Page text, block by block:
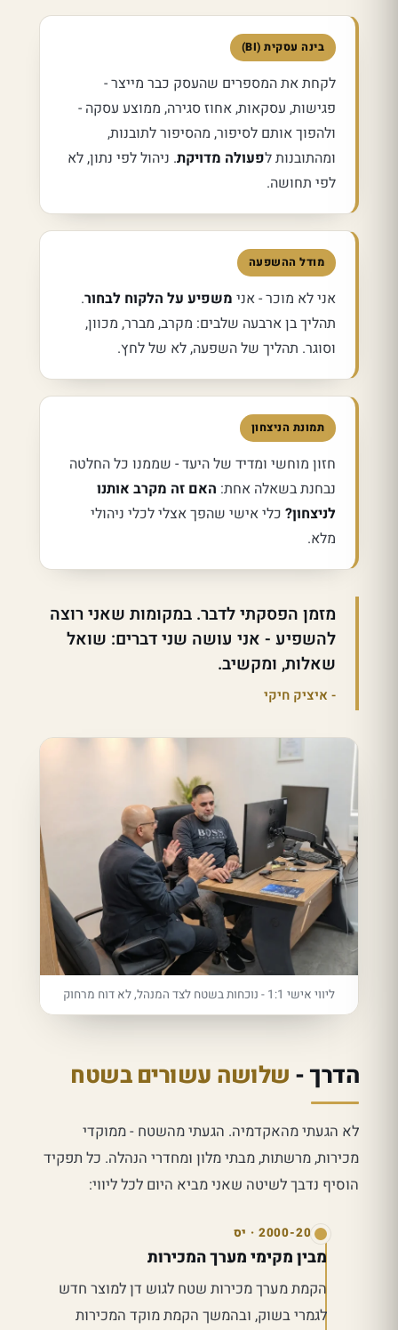
בינה עסקית (BI)
לקחת את המספרים שהעסק כבר מייצר -
פגישות, עסקאות, אחוז סגירה, ממוצע עסקה -
ולהפוך אותם לסיפור, מהסיפור לתובנות,
ומהתובנות לפעולה מדויקת. ניהול לפי נתון, לא
לפי תחושה.
מודל ההשפעה
אני לא מוכר - אנימשפיע על הלקוח לבחור .
תהליך בן ארבעה שלבים: מקרב, מברר, מכוון,
וסוגר. תהליך של השפעה, לא של לחץ.
תמונת הניצחון
חזון מוחשי ומדיד של היעד - שממנו כל החלטה
נבחנת בשאלה אחת:האם זה מקרב אותנו
לניצחון?כלי אישי שהפך אצלי לכלי ניהולי
מזמן הפסקתי לדבר. במקומות שאני רוצה
להשפיע - אני עושה שני דברים: שואל
שאלות, ומקשיב.
איציק חיקי
ליווי אישי 1:1 - נוכחות בשטח לצד המנהל, לא דוח מרחוק
הדרך -שלושה עשורים בשטח
לא הגעתי מהאקדמיה. הגעתי מהשטח - ממוקדי
מכירות, מרשתות, מבתי מלון ומחדרי הנהלה. כל תפקיד
הוסיף נדבך לשיטה שאני מביא היום לכל ליווי:
2000-2003 · יס
מבין מקימי מערך המכירות
הקמת מערך מכירות שטח לגוש דן למוצר חדש
לגמרי בשוק, ובהמשך הקמת מוקד המכירות